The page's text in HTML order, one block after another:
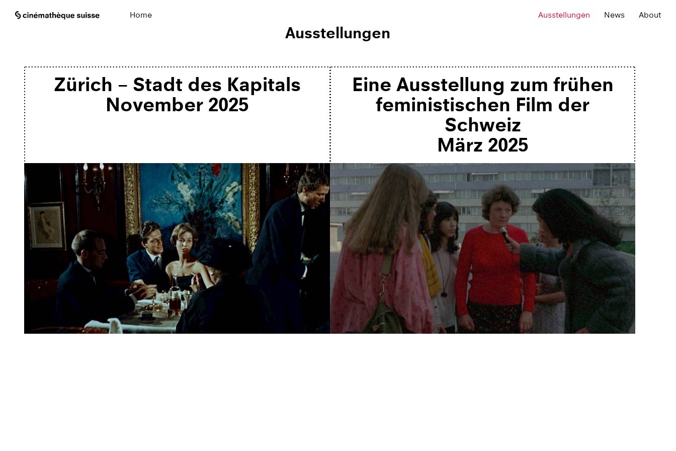
Home Ausstellungen News About
Ausstellungen
Zürich – Stadt des Kapitals
November 2025
Eine Ausstellung zum frühen
feministischen Film der
Schweiz
März 2025